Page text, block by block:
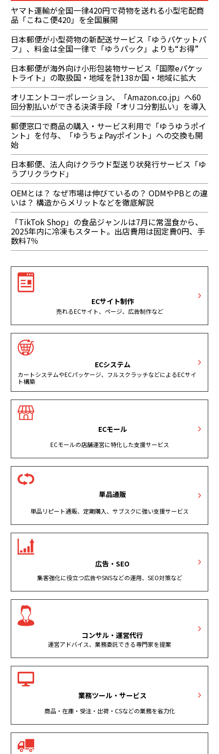
ヤマト運輸が全国一律420円で荷物を送れる小型宅配商
品「こねこ便420」を全国展開
日本郵便が小型荷物の新配送サービス「ゆうパケットパ
フ」、料金は全国一律で「ゆうパック」よりも“お得”
日本郵便が海外向け小形包装物サービス「国際eパケッ
トライト」の取扱国・地域を計138か国・地域に拡大
オリエントコーポレーション、「Amazon.co.jp」へ60
回分割払いができる決済手段「オリコ分割払い」を導入
郵便窓口で商品の購入・サービス利用で「ゆうゆうポイ
ント」を付与、「ゆうちょPayポイント」への交換も開
始
日本郵便、法人向けクラウド型送り状発行サービス「ゆ
うプリクラウド」
OEMとは？ なぜ市場は伸びているの？ ODMやPBとの違
いは？ 構造からメリットなどを徹底解説
「TikTok Shop」の食品ジャンルは7月に常温食から、
2025年内に冷凍もスタート。出店費用は固定費0円、手
数料7％
ECサイト制作
売れるECサイト、ページ、広告制作など
ECシステム
カートシステムやECパッケージ、フルスクラッチなどによるECサイ
ト構築
ECモール
ECモールの店舗運営に特化した支援サービス
単品通販
単品リピート通販、定期購入、サブスクに強い支援サービス
広告・SEO
集客強化に役立つ広告やSNSなどの運用、SEO対策など
コンサル・運営代行
運営アドバイス、業務委託できる専門家を提案
業務ツール・サービス
商品・在庫・受注・出荷・CSなどの業務を省力化